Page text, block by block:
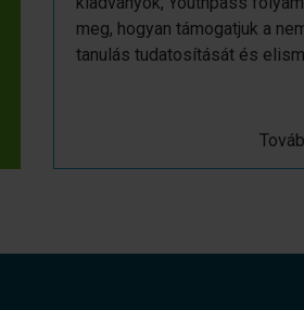
meg, hogyan támogatjuk a
tanulás tudatosítását és